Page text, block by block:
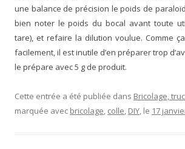
une balance de précision le poids de
bien noter le poids du bocal avant toute
tare), et refaire la dilution voulue. Comme
facilement, il est inutile d’en préparer trop
le prépare avec 5 g de produit.
Cette entrée a été publiée dans Bricolage,
marquée avec bricolage, colle, DIY, le 17